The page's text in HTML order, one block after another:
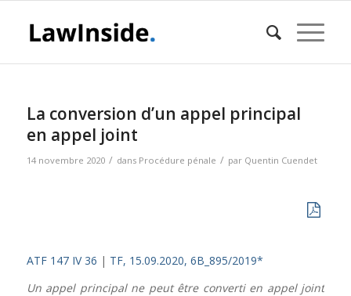
La conversion d’un appel principal
en appel joint
14 novembre 2020 / dans Procédure pénale / par Quentin Cuendet
ATF 147 IV 36 | TF, 15.09.2020, 6B_895/2019*
Un appel principal ne peut être converti en appel joint